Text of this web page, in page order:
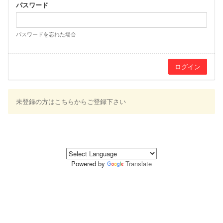
パスワード
パスワードを忘れた場合
未登録の方はこちらからご登録下さい
Powered by Translate